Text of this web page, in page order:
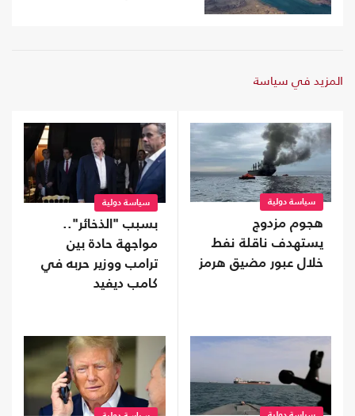
المزيد في سياسة
سياسة دولية
هجوم مزدوج
يستهدف ناقلة نفط
خلال عبور مضيق هرمز
سياسة دولية
بسبب "الذخائر"..
مواجهة حادة بين
ترامب ووزير حربه في
كامب ديفيد